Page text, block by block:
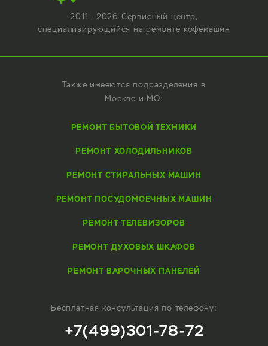
2011 - 2026 Сервисный центр,
специализирующийся на ремонте кофемашин
Также имееются подразделения в
Москве и МО:
РЕМОНТ БЫТОВОЙ ТЕХНИКИ
РЕМОНТ ХОЛОДИЛЬНИКОВ
РЕМОНТ СТИРАЛЬНЫХ МАШИН
РЕМОНТ ПОСУДОМОЕЧНЫХ МАШИН
РЕМОНТ ТЕЛЕВИЗОРОВ
РЕМОНТ ДУХОВЫХ ШКАФОВ
РЕМОНТ ВАРОЧНЫХ ПАНЕЛЕЙ
Бесплатная консультация по телефону:
+7(499)301-78-72